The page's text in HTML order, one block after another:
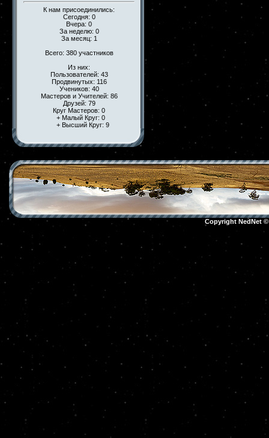
К нам присоединились:
Сегодня: 0
Вчера: 0
За неделю: 0
За месяц: 1
Всего: 380 участников
Из них:
Пользователей: 43
Продвинутых: 116
Учеников: 40
Мастеров и Учителей: 86
Друзей: 79
Круг Мастеров: 0
+ Малый Круг: 0
+ Высший Круг: 9
Copyright NedNet